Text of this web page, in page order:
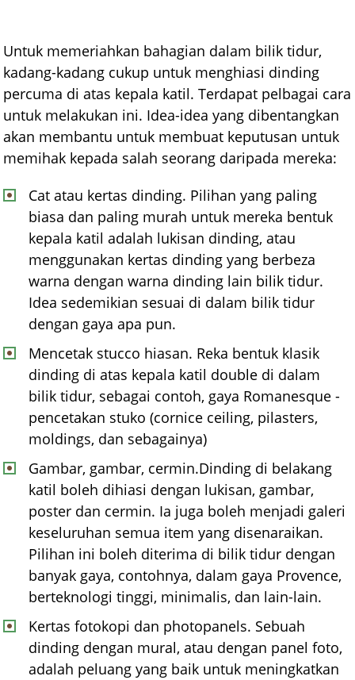
Untuk memeriahkan bahagian dalam bilik tidur,
kadang-kadang cukup untuk menghiasi dinding
percuma di atas kepala katil. Terdapat pelbagai cara
untuk melakukan ini. Idea-idea yang dibentangkan
akan membantu untuk membuat keputusan untuk
memihak kepada salah seorang daripada mereka:
Cat atau kertas dinding. Pilihan yang paling
biasa dan paling murah untuk mereka bentuk
kepala katil adalah lukisan dinding, atau
menggunakan kertas dinding yang berbeza
warna dengan warna dinding lain bilik tidur.
Idea sedemikian sesuai di dalam bilik tidur
dengan gaya apa pun.
Mencetak stucco hiasan. Reka bentuk klasik
dinding di atas kepala katil double di dalam
bilik tidur, sebagai contoh, gaya Romanesque -
pencetakan stuko (cornice ceiling, pilasters,
moldings, dan sebagainya)
Gambar, gambar, cermin.Dinding di belakang
katil boleh dihiasi dengan lukisan, gambar,
poster dan cermin. Ia juga boleh menjadi galeri
keseluruhan semua item yang disenaraikan.
Pilihan ini boleh diterima di bilik tidur dengan
banyak gaya, contohnya, dalam gaya Provence,
berteknologi tinggi, minimalis, dan lain-lain.
Kertas fotokopi dan photopanels. Sebuah
dinding dengan mural, atau dengan panel foto,
adalah peluang yang baik untuk meningkatkan